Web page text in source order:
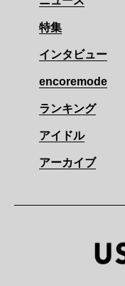
特集
インタビュー
encoremode
ランキング
アイドル
アーカイブ